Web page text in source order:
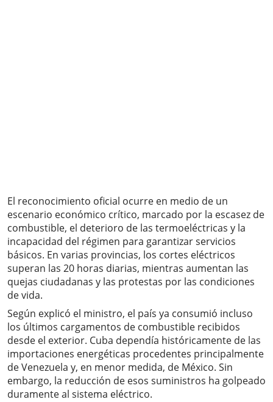
El reconocimiento oficial ocurre en medio de un
escenario económico crítico, marcado por la escasez de
combustible, el deterioro de las termoeléctricas y la
incapacidad del régimen para garantizar servicios
básicos. En varias provincias, los cortes eléctricos
superan las 20 horas diarias, mientras aumentan las
quejas ciudadanas y las protestas por las condiciones
de vida.
Según explicó el ministro, el país ya consumió incluso
los últimos cargamentos de combustible recibidos
desde el exterior. Cuba dependía históricamente de las
importaciones energéticas procedentes principalmente
de Venezuela y, en menor medida, de México. Sin
embargo, la reducción de esos suministros ha golpeado
duramente al sistema eléctrico.